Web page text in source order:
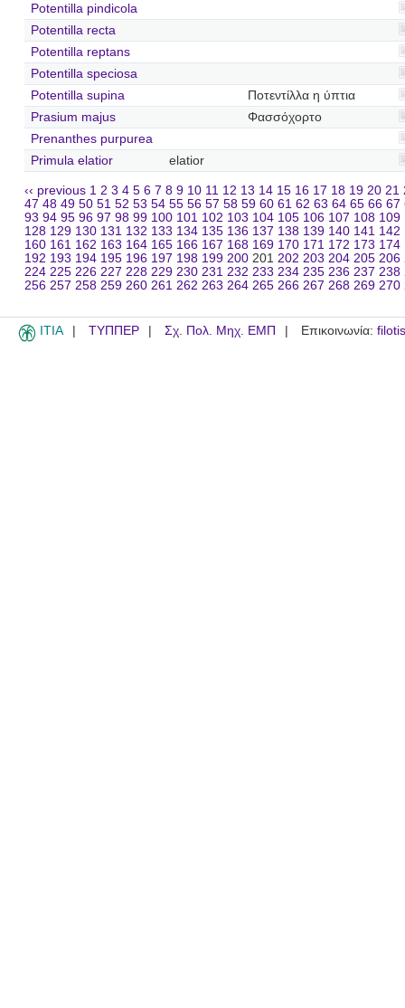
Potentilla pindicola
Potentilla recta
Potentilla reptans
Potentilla speciosa
Potentilla supina
Ποτεντίλλα η ύπτια
Prasium majus
Φασσόχορτο
Prenanthes purpurea
Primula elatior
elatior
‹‹ previous 1 2 3 4 5 6 7 8 9 10 11 12 13 14 15 16 17 18 19 20 21
47 48 49 50 51 52 53 54 55 56 57 58 59 60 61 62 63 64 65 66 67
93 94 95 96 97 98 99 100 101 102 103 104 105 106 107 108 109
128 129 130 131 132 133 134 135 136 137 138 139 140 141 142
160 161 162 163 164 165 166 167 168 169 170 171 172 173 174
192 193 194 195 196 197 198 199 200 201 202 203 204 205 206
224 225 226 227 228 229 230 231 232 233 234 235 236 237 238
256 257 258 259 260 261 262 263 264 265 266 267 268 269 270
ITIA ΤΥΠΠΕΡ Σχ. Πολ. Μηχ. ΕΜΠ Επικοινωνία: